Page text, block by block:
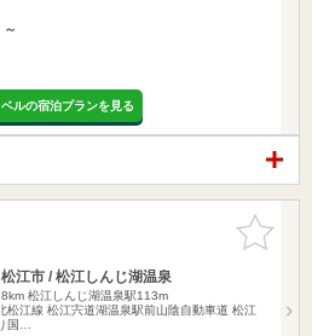
～
ルの宿泊プランを見る
お気に入
りに追加
江市 / 松江しんじ湖温泉
松江しんじ湖温泉駅113m
松江線 松江宍道湖温泉駅前山陰自動車道 松江
国…